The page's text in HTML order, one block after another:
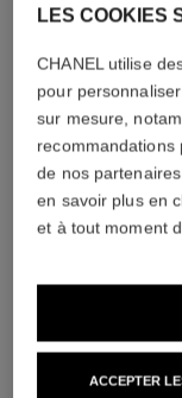
Lotion Après
LES COOKIES
CHANEL utilise
pour
sur mesure,
recommandations
de nos
en savoir plus en
et à tout moment
ACCEPTER